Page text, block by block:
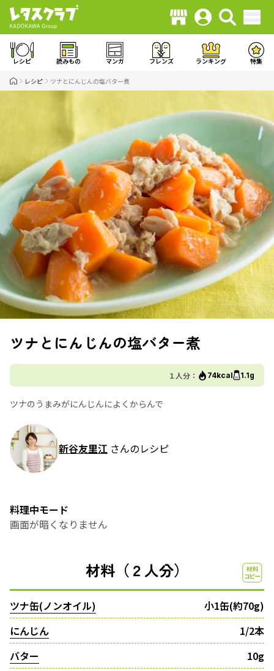
レシピ 読みもの マンガ フレンズ ランキング 特集
レシピ ツナとにんじんの塩バター煮
ツナとにんじんの塩バター煮
１人分： 74kcal 1.1g
ツナのうまみがにんじんによくからんで
新谷友里江 さんのレシピ
料理中モード
画面が暗くなりません
材料（２人分）
ツナ缶(ノンオイル)
小1缶(約70g)
にんじん
1/2本
バター
10g